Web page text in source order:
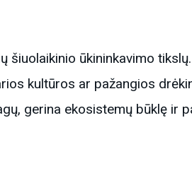
ūkininkavimo
kultūros ar pažangios
gerina ekosistemų būklę ir